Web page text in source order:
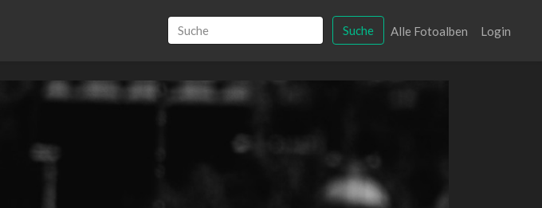
Suche Alle Fotoalben Login